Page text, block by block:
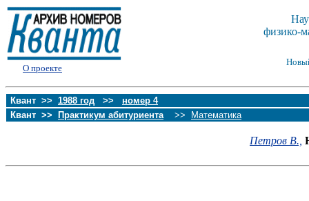
О проекте
физико-
Квант >> 1988 год >> номер 4
Квант >>
Практикум абитуриента >> Математика
Петров В.,